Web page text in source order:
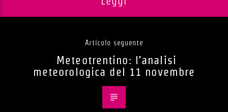
Articolo seguente
Meteotrentino: l’analisi
meteorologica del 11 novembre